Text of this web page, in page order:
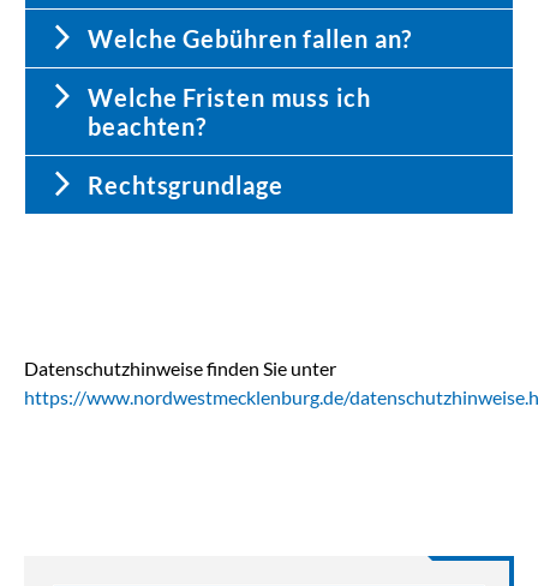
Welche Gebühren fallen an?
Welche Fristen muss ich
beachten?
Rechtsgrundlage
Datenschutzhinweise finden Sie unter
https://www.nordwestmecklenburg.de/